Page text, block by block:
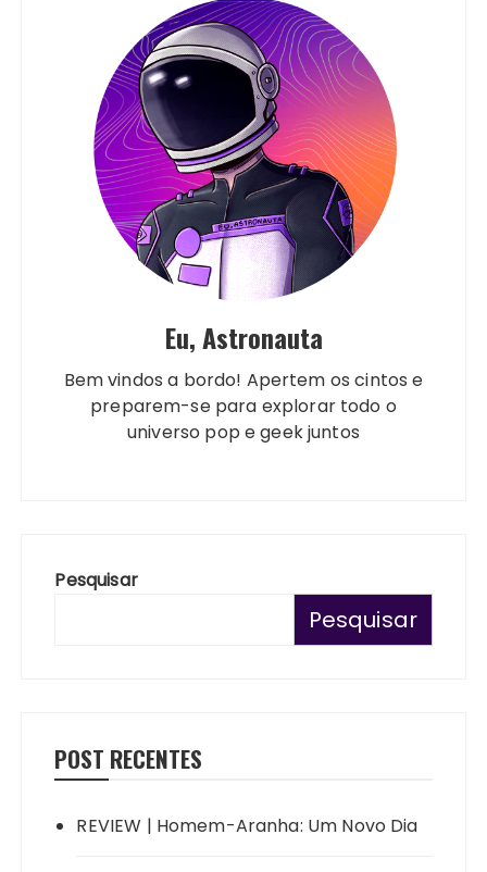
Eu, Astronauta
Bem vindos a bordo! Apertem os cintos e
preparem-se para explorar todo o
universo pop e geek juntos
Pesquisar
Pesquisar
POST RECENTES
REVIEW | Homem-Aranha: Um Novo Dia